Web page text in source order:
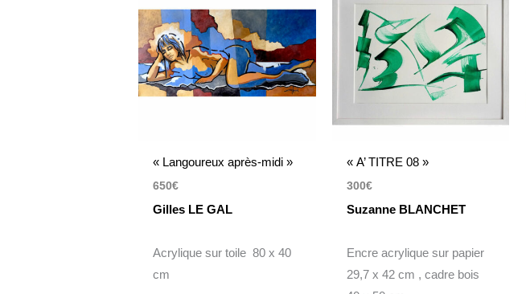
« Langoureux après-midi »
650€
Gilles LE GAL
Acrylique sur toile 80 x 40
cm
« A’ TITRE 08 »
300€
Suzanne BLANCHET
Encre acrylique sur papier
29,7 x 42 cm , cadre bois